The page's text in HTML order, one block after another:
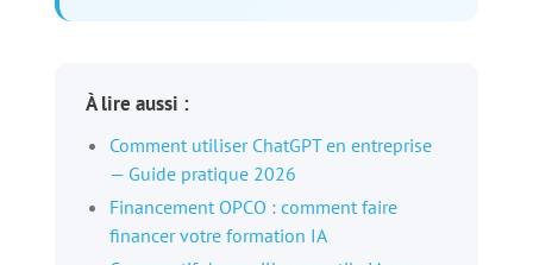
À lire aussi :
Comment utiliser ChatGPT en entreprise
— Guide pratique 2026
Financement OPCO : comment faire
financer votre formation IA